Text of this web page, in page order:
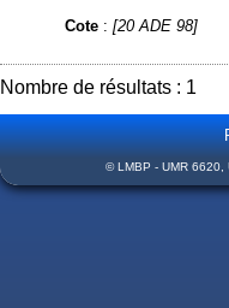
Cote :[20 ADE 98]
Nombre de résultats : 1
© LMBP - UMR 6620,